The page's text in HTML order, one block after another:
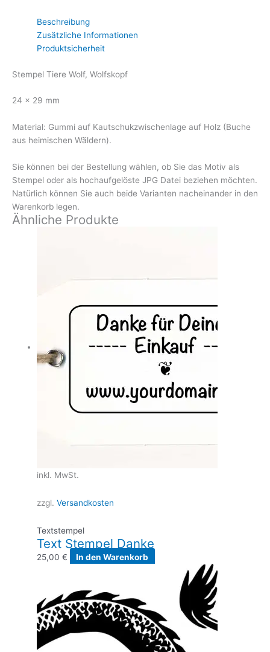
Beschreibung
Zusätzliche Informationen
Produktsicherheit
Stempel Tiere Wolf, Wolfskopf
24 x 29 mm
Material: Gummi auf Kautschukzwischenlage auf Holz (Buche
aus heimischen Wäldern).
Sie können bei der Bestellung wählen, ob Sie das Motiv als
Stempel oder als hochaufgelöste JPG Datei beziehen möchten.
Natürlich können Sie auch beide Varianten nacheinander in den
Warenkorb legen.
Ähnliche Produkte
inkl. MwSt.
zzgl.Versandkosten
Textstempel
Text Stempel Danke
25,00€ In den Warenkorb